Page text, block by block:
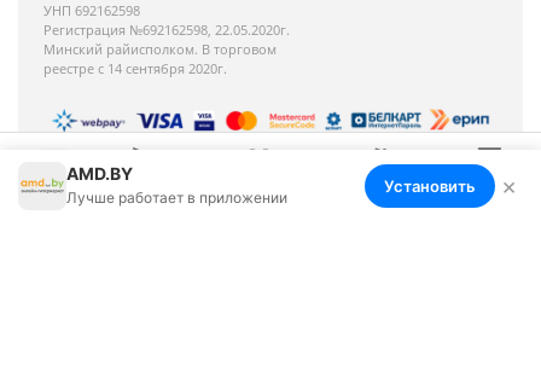
Меню Корзина Избранное Сравнение Войти
УНП 692162598
Регистрация №692162598, 22.05.2020г.
Минский райисполком. В торговом
реестре с 14 сентября 2020г.
Номер телефона работников местных
исполнительных и распорядительных органов по
AMD.BY
Лучше работает в приложении
Установить ×